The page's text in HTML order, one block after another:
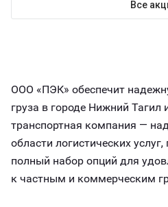
Все
ООО «ПЭК» обеспечит
груза в городе Нижний Тагил
транспортная компания —
области логистических
полный набор опций для
к частным и коммерческим